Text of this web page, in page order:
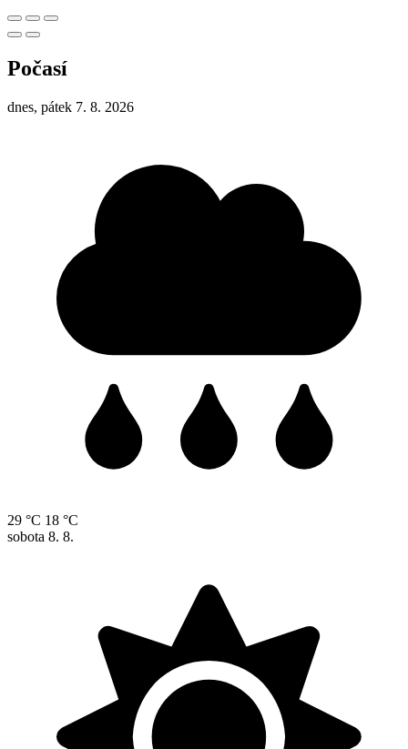
Počasí
dnes, pátek 7. 8. 2026
29 °C 18 °C
sobota 8. 8.